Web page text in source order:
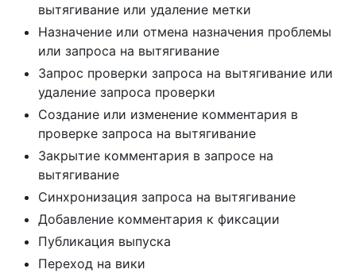
вытягивание или удаление метки
Назначение или отмена назначения проблемы
или запроса на вытягивание
Запрос проверки запроса на вытягивание или
удаление запроса проверки
Создание или изменение комментария в
проверке запроса на вытягивание
Закрытие комментария в запросе на
вытягивание
Синхронизация запроса на вытягивание
Добавление комментария к фиксации
Публикация выпуска
Переход на вики